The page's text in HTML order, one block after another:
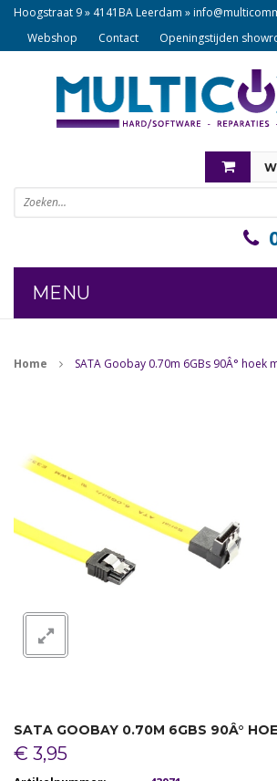
Hoogstraat 9 » 4141BA Leerdam »
Webshop
Contact Openingstijden
U heeft nog geen
MENU
SOFTWARE
NETWERK
KABELS / ADAPTERS
Home SATA Goobay 0.70m 6GBs 90Â° hoek
SATA GOOBAY 0.70M 6GBS 90Â°
€ 3,95